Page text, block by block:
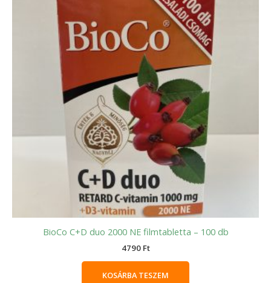
BioCo C+D duo 2000 NE filmtabletta – 100 db
4790 Ft
KOSÁRBA TESZEM